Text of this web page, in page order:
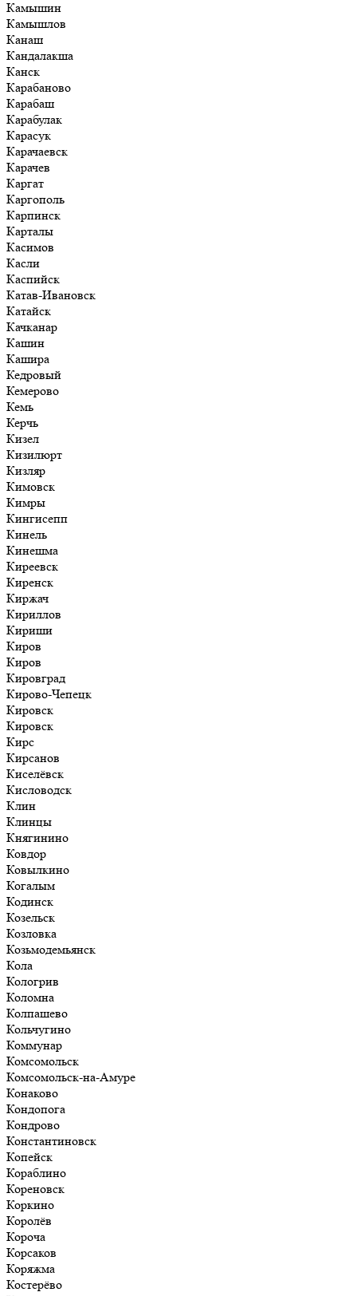
Камышин
Камышлов
Канаш
Кандалакша
Канск
Карабаново
Карабаш
Карабулак
Карасук
Карачаевск
Карачев
Каргат
Каргополь
Карпинск
Карталы
Касимов
Касли
Каспийск
Катав-Ивановск
Катайск
Качканар
Кашин
Кашира
Кедровый
Кемерово
Кемь
Керчь
Кизел
Кизилюрт
Кизляр
Кимовск
Кимры
Кингисепп
Кинель
Кинешма
Киреевск
Киренск
Киржач
Кириллов
Кириши
Киров
Киров
Кировград
Кирово-Чепецк
Кировск
Кировск
Кирс
Кирсанов
Киселёвск
Кисловодск
Клин
Клинцы
Княгинино
Ковдор
Ковылкино
Когалым
Кодинск
Козельск
Козловка
Козьмодемьянск
Кола
Кологрив
Коломна
Колпашево
Кольчугино
Коммунар
Комсомольск
Комсомольск-на-Амуре
Конаково
Кондопога
Кондрово
Константиновск
Копейск
Кораблино
Кореновск
Коркино
Королёв
Короча
Корсаков
Коряжма
Костерёво